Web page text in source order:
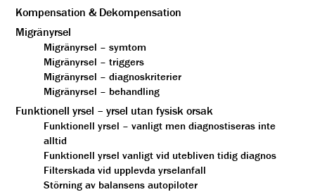
Kompensation & Dekompensation
Migränyrsel
Migränyrsel – symtom
Migränyrsel – triggers
Migränyrsel – diagnoskriterier
Migränyrsel – behandling
Funktionell yrsel – yrsel utan fysisk orsak
Funktionell yrsel – vanligt men diagnostiseras inte
alltid
Funktionell yrsel vanligt vid utebliven tidig diagnos
Filterskada vid upplevda yrselanfall
Störning av balansens autopiloter